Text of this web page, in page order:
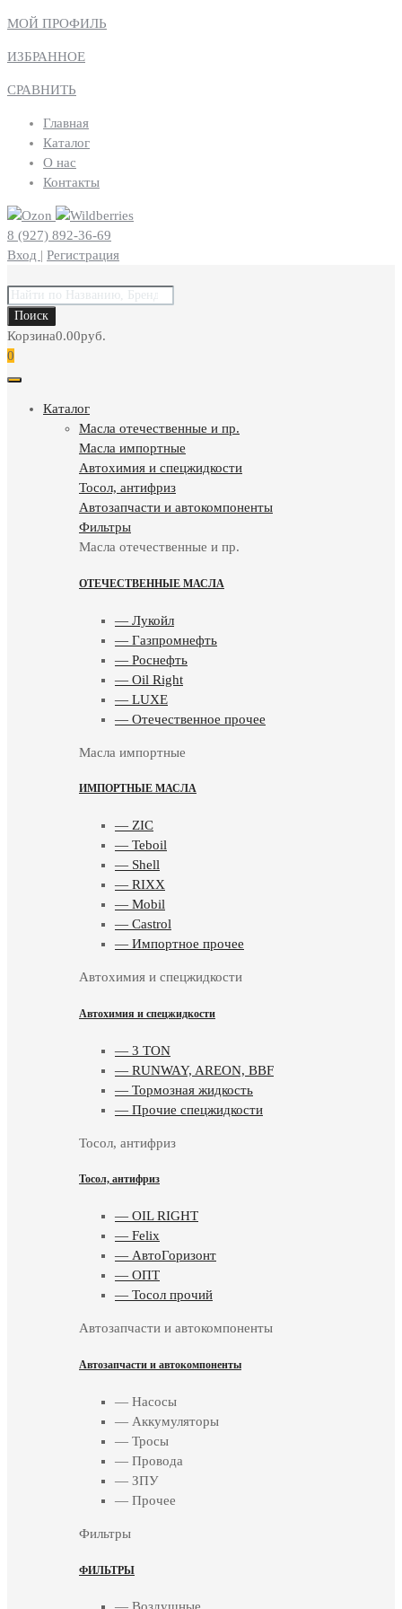
МОЙ ПРОФИЛЬ
ИЗБРАННОЕ
СРАВНИТЬ
Главная
Каталог
О нас
Контакты
8 (927) 892-36-69
Вход | Регистрация
Поиск
товаров
Поиск
Корзина0.00руб.
0
Каталог
Масла отечественные и пр.
Масла импортные
Автохимия и спецжидкости
Тосол, антифриз
Автозапчасти и автокомпоненты
Фильтры
Масла отечественные и пр.
ОТЕЧЕСТВЕННЫЕ МАСЛА
— Лукойл
— Газпромнефть
— Роснефть
— Oil Right
— LUXE
— Отечественное прочее
Масла импортные
ИМПОРТНЫЕ МАСЛА
— ZIC
— Teboil
— Shell
— RIXX
— Mobil
— Castrol
— Импортное прочее
Автохимия и спецжидкости
Автохимия и спецжидкости
— 3 TON
— RUNWAY, AREON, BBF
— Тормозная жидкость
— Прочие спецжидкости
Тосол, антифриз
Тосол, антифриз
— OIL RIGHT
— Felix
— АвтоГоризонт
— ОПТ
— Тосол прочий
Автозапчасти и автокомпоненты
Автозапчасти и автокомпоненты
— Насосы
— Аккумуляторы
— Тросы
— Провода
— ЗПУ
— Прочее
Фильтры
ФИЛЬТРЫ